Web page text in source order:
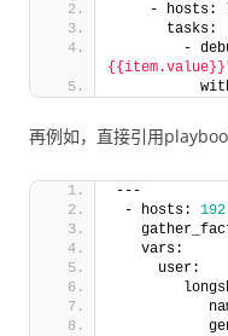
- hosts:
      tasks:
-
再例如，直接引用
---
- hosts:
   vars:
     user: